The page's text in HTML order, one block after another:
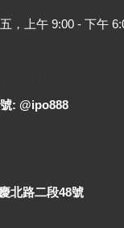
，上午 9:00 - 下午
: @ipo888
北路二段48號